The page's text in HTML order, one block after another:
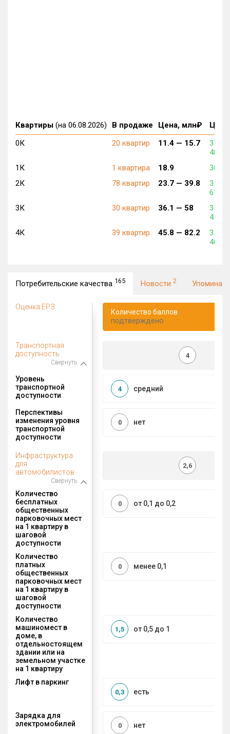
Квартиры (на 06.08.2026) В продаже Цена, млн₽
0К
20 квартир 11.4 — 15.7
370
480
1К
1 квартира 18.9
365
2К
78 квартир 23.7 — 39.8
350
617
3К
30 квартир 36.1 — 58
350
455
4К
39 квартир 45.8 — 82.2
350
460
Потребительские качества 165 Новости 2
Оценка ЕРЗ
Количество баллов
подтверждено
Транспортная
доступность
Свернуть
4
Уровень
транспортной
доступности
средний
4
Перспективы
изменения уровня
транспортной
доступности
нет
0
Инфраструктура
для
автомобилистов
Свернуть
2,6
Количество
бесплатных
общественных
парковочных мест
на 1 квартиру в
шаговой
доступности
от 0,1 до 0,2
0
Количество
платных
общественных
парковочных мест
на 1 квартиру в
шаговой
доступности
менее 0,1
0
Количество
машиномест в
доме, в
отдельностоящем
здании или на
земельном участке
на 1 квартиру
от 0,5 до 1
1,5
Лифт в паркинг
есть
0,3
Зарядка для
электромобилей
нет
0